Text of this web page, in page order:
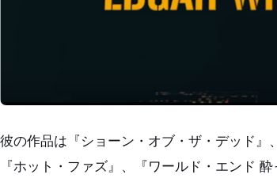
彼の作品は『ショーン・オブ・ザ・デッド』
『ホット・ファズ』、『ワールド・エンド